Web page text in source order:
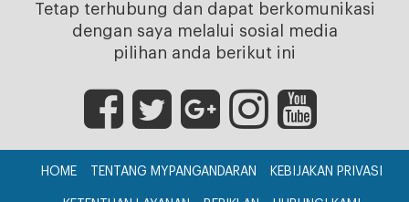
Tetap terhubung dan dapat berkomunikasi
dengan saya melalui sosial media
pilihan anda berikut ini
HOME TENTANG MYPANGANDARAN KEBIJAKAN PRIVASI